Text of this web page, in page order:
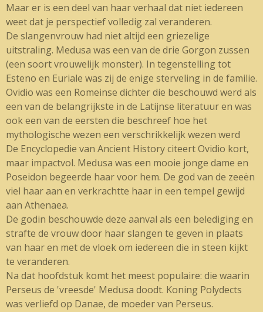
Maar er is een deel van haar verhaal dat niet iedereen
weet dat je perspectief volledig zal veranderen.
De slangenvrouw had niet altijd een griezelige
uitstraling. Medusa was een van de drie Gorgon zussen
(een soort vrouwelijk monster). In tegenstelling tot
Esteno en Euriale was zij de enige sterveling in de familie.
Ovidio was een Romeinse dichter die beschouwd werd als
een van de belangrijkste in de Latijnse literatuur en was
ook een van de eersten die beschreef hoe het
mythologische wezen een verschrikkelijk wezen werd
De Encyclopedie van Ancient History citeert Ovidio kort,
maar impactvol. Medusa was een mooie jonge dame en
Poseidon begeerde haar voor hem. De god van de zeeën
viel haar aan en verkrachtte haar in een tempel gewijd
aan Athenaea.
De godin beschouwde deze aanval als een belediging en
strafte de vrouw door haar slangen te geven in plaats
van haar en met de vloek om iedereen die in steen kijkt
te veranderen.
Na dat hoofdstuk komt het meest populaire: die waarin
Perseus de 'vreesde' Medusa doodt. Koning Polydects
was verliefd op Danae, de moeder van Perseus.